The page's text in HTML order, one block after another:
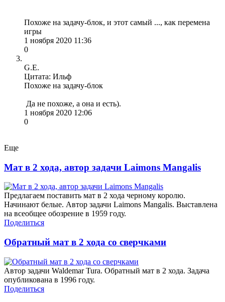
Похоже на задачу-блок, и этот самый ..., как перемена
игры
1 ноября 2020 11:36
0
G.E.
Цитата: Ильф
Похоже на задачу-блок
Да не похоже, а она и есть).
1 ноября 2020 12:06
0
Еще
Мат в 2 хода, автор задачи Laimons Mangalis
Предлагаем поставить мат в 2 хода черному королю.
Начинают белые. Автор задачи Laimons Mangalis. Выставлена
на всеобщее обозрение в 1959 году.
Поделиться
Обратный мат в 2 хода со сверчками
Автор задачи Waldemar Tura. Обратный мат в 2 хода. Задача
опубликована в 1996 году.
Поделиться